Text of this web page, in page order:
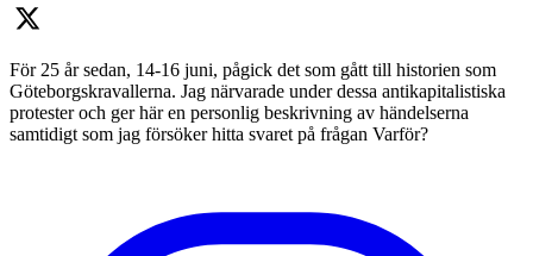
För 25 år sedan, 14-16 juni, pågick det som gått till historien som
Göteborgskravallerna. Jag närvarade under dessa antikapitalistiska
protester och ger här en personlig beskrivning av händelserna
samtidigt som jag försöker hitta svaret på frågan Varför?